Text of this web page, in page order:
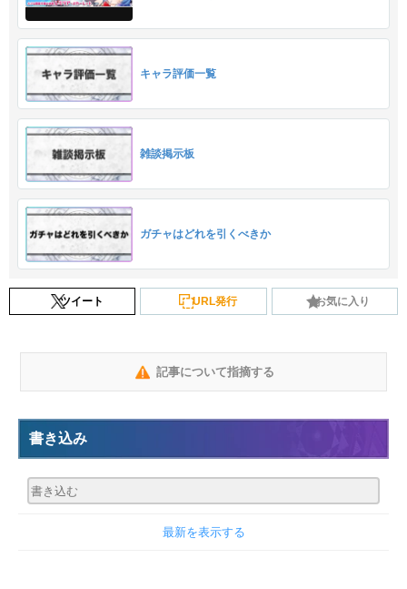
キャラ評価一覧
雑談掲示板
ガチャはどれを引くべきか
ツイート URL発行 お気に入り
記事について指摘する
書き込み
最新を表示する